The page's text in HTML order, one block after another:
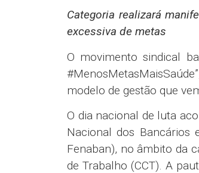
Categoria realizará
excessiva de metas
O movimento sindical
modelo de gestão que
O dia nacional de luta
Nacional dos Bancários
Fenaban), no âmbito da
de Trabalho (CCT). A